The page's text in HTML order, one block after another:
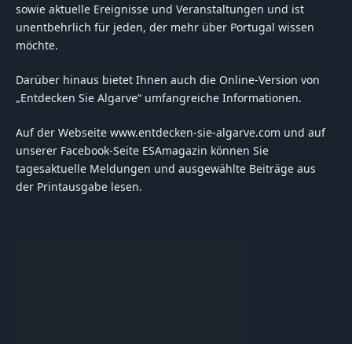
sowie aktuelle Ereignisse und Veranstaltungen und ist
unentbehrlich für jeden, der mehr über Portugal wissen
möchte.
Darüber hinaus bietet Ihnen auch die Online-Version von
„Entdecken Sie Algarve“ umfangreiche Informationen.
Auf der Webseite www.entdecken-sie-algarve.com und auf
unserer Facebook-Seite ESAmagazin können Sie
tagesaktuelle Meldungen und ausgewählte Beiträge aus
der Printausgabe lesen.